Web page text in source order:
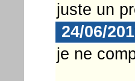
juste un
24/06/
je ne